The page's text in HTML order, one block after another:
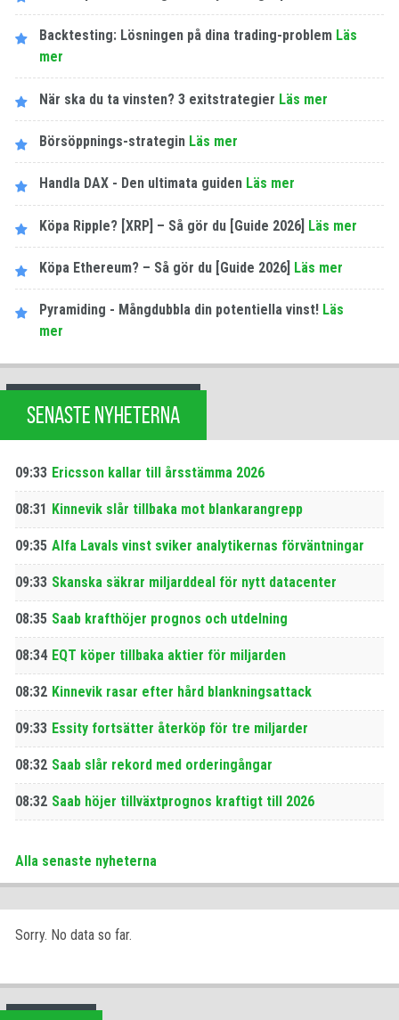
Backtesting: Lösningen på dina trading-problem Läs
mer
När ska du ta vinsten? 3 exitstrategier Läs mer
Börsöppnings-strategin Läs mer
Handla DAX - Den ultimata guiden Läs mer
Köpa Ripple? [XRP] – Så gör du [Guide 2026] Läs mer
Köpa Ethereum? – Så gör du [Guide 2026] Läs mer
Pyramiding - Mångdubbla din potentiella vinst! Läs
mer
SENASTE NYHETERNA
09:33 Ericsson kallar till årsstämma 2026
08:31 Kinnevik slår tillbaka mot blankarangrepp
09:35 Alfa Lavals vinst sviker analytikernas förväntningar
09:33 Skanska säkrar miljarddeal för nytt datacenter
08:35 Saab krafthöjer prognos och utdelning
08:34 EQT köper tillbaka aktier för miljarden
08:32 Kinnevik rasar efter hård blankningsattack
09:33 Essity fortsätter återköp för tre miljarder
08:32 Saab slår rekord med orderingångar
08:32 Saab höjer tillväxtprognos kraftigt till 2026
Alla senaste nyheterna
Sorry. No data so far.